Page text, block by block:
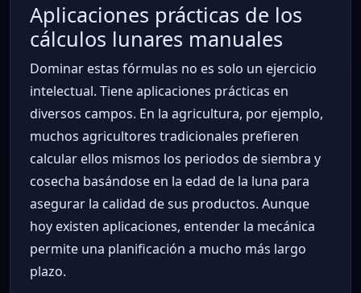
Aplicaciones prácticas de los
cálculos lunares manuales
Dominar estas fórmulas no es solo un ejercicio
intelectual. Tiene aplicaciones prácticas en
diversos campos. En la agricultura, por ejemplo,
muchos agricultores tradicionales prefieren
calcular ellos mismos los periodos de siembra y
cosecha basándose en la edad de la luna para
asegurar la calidad de sus productos. Aunque
hoy existen aplicaciones, entender la mecánica
permite una planificación a mucho más largo
plazo.